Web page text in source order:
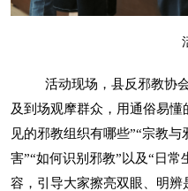
活动现场，县反邪教协
及到场观摩群众，用通俗易懂
见的邪教组织有哪些”“宗教
害”“如何识别邪教”以及“日
容，引导大家擦亮双眼、明辨